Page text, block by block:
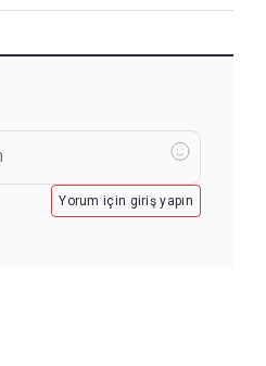
Yorum için giriş yapın